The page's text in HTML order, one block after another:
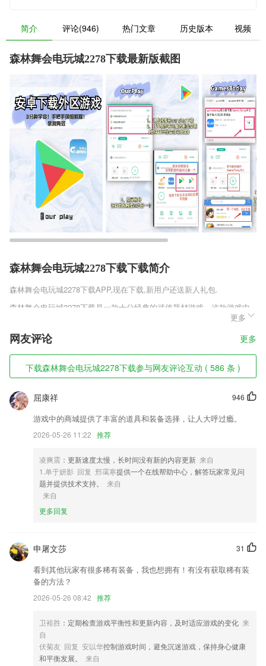
简介 评论(946) 热门文章 历史版本 视频
森林舞会电玩城2278下载最新版截图
森林舞会电玩城2278下载下载简介
森林舞会电玩城2278下载APP,现在下载,新用户还送新人礼包.
森林舞会电玩城2278下载是一款十分经典的武侠题材游戏，这款游戏中
我们将扮演一个江湖小虾米，从零开始闯荡这个陌生的武林。在游戏中我
们可以通过自己的选择来改变主角的命运，让他走上不同的人生道路，成
为大侠还是邪派都在你的掌控之中。
森林舞会电玩城2278下载软件特色
1,您可以共同来见证了属于您的倒计时的新起点和终点，都是很丰富不
已；
2,实用性很强的服务平台，一键去搜索附近的停车位，还有收费标注介绍
3,【离线朗读】：还在担心听文章耗流量?不用怕，选择离线主播，没网
4,家长旁听：家长可在线旁听，实时掌握2265孩子学习情况
5,预期指导分享，不同孕期阶段专业指导，产后护理孕妈产后护理知识分
6,【丰富的学习素材】课程内容覆盖日常会话、商务职场、旅游出行，校
森林舞会电玩城2278下载软件优势
1.·了解的各类考试知识更加的全面，2265针对不同的服务更快的在线查
2.教研团队由剑桥、斯坦福、清华、北大等名校硕博领衔；
3.乐家home app海量信息搜集筛选，让你足不出户，了解周边优质的教
4.各种实用的口语、让你在各个场景都能轻松说出。
更多
网友评论 更多
下载森林舞会电玩城2278下载参与网友评论互动 ( 586 条 )
946
屈康祥
游戏中的商城提供了丰富的道具和装备选择，让人大呼过瘾。
2026-05-26 11:22 推荐
凌爽震 ：更新速度太慢，长时间没有新的内容更新 来自
1.单于妍影 回复 邢霭寒提供一个在线帮助中心，解答玩家常见问
题并提供技术支持。
来自
来自
更多回复
31
申屠文莎
看到其他玩家有很多稀有装备，我也想拥有！有没有获取稀有装
备的方法？
2026-05-26 08:42 推荐
卫裕胜 ：定期检查游戏平衡性和更新内容，及时适应游戏的变化 来
自
伏菊友 回复 安以华控制游戏时间，避免沉迷游戏，保持身心健康
和平衡发展。
来自